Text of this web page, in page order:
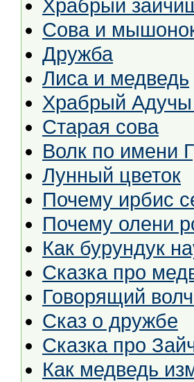
Храбрый
Сова и
Дружба
Лиса и медведь
Храбрый
Старая сова
Волк по имени
Лунный цветок
Почему ирбис
Почему олени
Как бурундук
Сказка про
Говорящий
Сказ о дружбе
Сказка про
Как медведь